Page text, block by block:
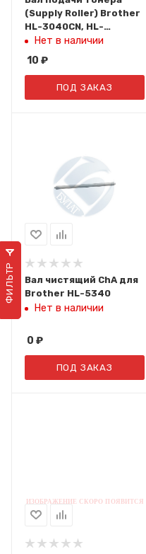
(Supply Roller) Brother
HL-3040CN, HL-
3070CW, DCP-9010CN,
9320CW (TN-230, TN-
210) (ELP)
Нет в наличии
10 ₽
ПОД ЗАКАЗ
Вал чистящий ChA для
Brother HL-5340
Нет в наличии
0 ₽
ПОД ЗАКАЗ
ФИЛЬТР